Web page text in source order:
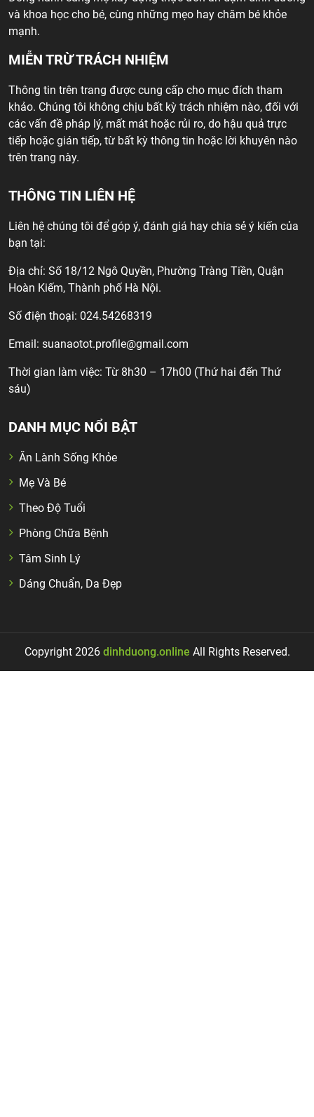
và khoa học cho bé, cùng những mẹo hay chăm bé khỏe
mạnh.
MIỄN TRỪ TRÁCH NHIỆM
Thông tin trên trang được cung cấp cho mục đích tham
khảo. Chúng tôi không chịu bất kỳ trách nhiệm nào, đối với
các vấn đề pháp lý, mất mát hoặc rủi ro, do hậu quả trực
tiếp hoặc gián tiếp, từ bất kỳ thông tin hoặc lời khuyên nào
trên trang này.
THÔNG TIN LIÊN HỆ
Liên hệ chúng tôi để góp ý, đánh giá hay chia sẻ ý kiến của
bạn tại:
Địa chỉ: Số 18/12 Ngô Quyền, Phường Tràng Tiền, Quận
Hoàn Kiếm, Thành phố Hà Nội.
Số điện thoại: 024.54268319
Email: suanaotot.profile@gmail.com
Thời gian làm việc: Từ 8h30 – 17h00 (Thứ hai đến Thứ
sáu)
DANH MỤC NỔI BẬT
Ăn Lành Sống Khỏe
Mẹ Và Bé
Theo Độ Tuổi
Phòng Chữa Bệnh
Tâm Sinh Lý
Dáng Chuẩn, Da Đẹp
Copyright 2026 dinhduong.online All Rights Reserved.